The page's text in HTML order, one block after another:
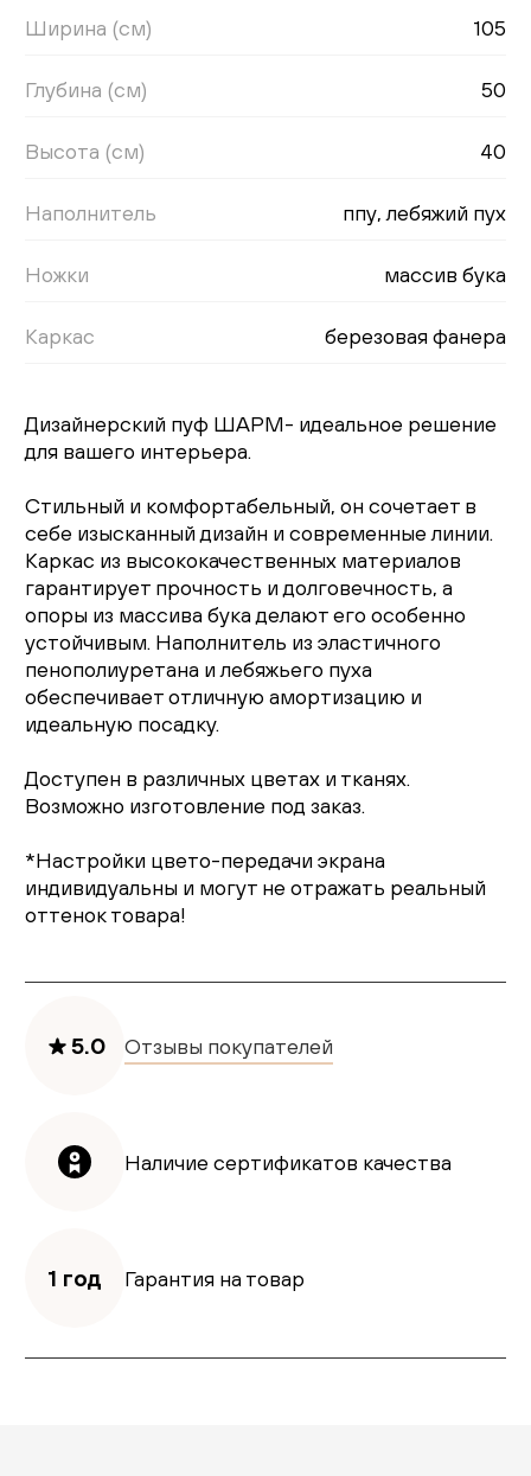
Ширина (см) 105
Глубина (см) 50
Высота (см) 40
Наполнитель ппу, лебяжий пух
Ножки массив бука
Каркас березовая фанера
Дизайнерский пуф ШАРМ- идеальное решение
для вашего интерьера.
Стильный и комфортабельный, он сочетает в
себе изысканный дизайн и современные линии.
Каркас из высококачественных материалов
гарантирует прочность и долговечность, а
опоры из массива бука делают его особенно
устойчивым. Наполнитель из эластичного
пенополиуретана и лебяжьего пуха
обеспечивает отличную амортизацию и
идеальную посадку.
Доступен в различных цветах и тканях.
Возможно изготовление под заказ.
*Настройки цвето-передачи экрана
индивидуальны и могут не отражать реальный
оттенок товара!
5.0 Отзывы покупателей
Наличие сертификатов качества
1 год Гарантия на товар